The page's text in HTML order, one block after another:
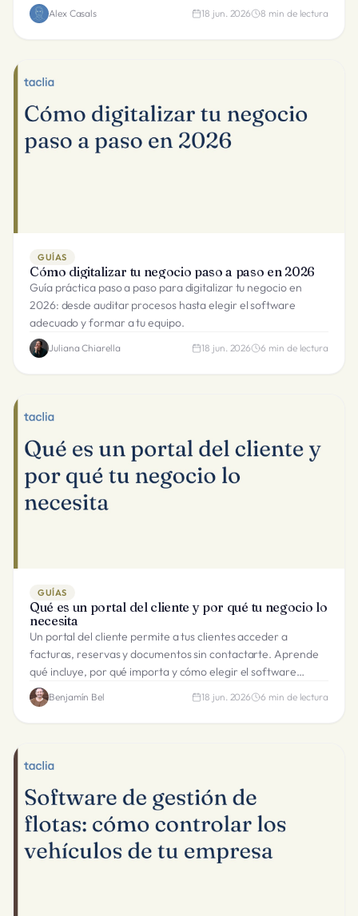
Alex Casals 18 jun. 2026 8 min de lectura
GUÍAS
Cómo digitalizar tu negocio paso a paso en 2026
Guía práctica paso a paso para digitalizar tu negocio en
2026: desde auditar procesos hasta elegir el software
adecuado y formar a tu equipo.
Juliana Chiarella 18 jun. 2026 6 min de lectura
GUÍAS
Qué es un portal del cliente y por qué tu negocio lo
necesita
Un portal del cliente permite a tus clientes acceder a
facturas, reservas y documentos sin contactarte. Aprende
qué incluye, por qué importa y cómo elegir el software
adecuado.
Benjamín Bel 18 jun. 2026 6 min de lectura